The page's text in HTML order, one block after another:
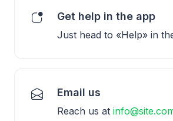
Get help in the app
Just head to «Help» in
Email us
Reach us at